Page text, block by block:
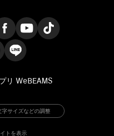
リ WeBEAMS
字サイズなどの調整
トを表示